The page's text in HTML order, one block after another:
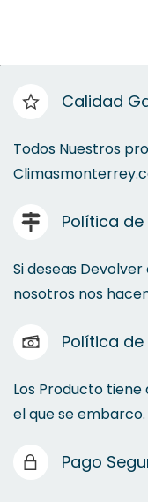
Calidad
Todos Nuestros
Política
Si deseas
nosotros nos
Política
Los Producto
el que se embarco.
Pago